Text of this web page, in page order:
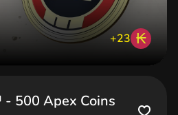
+23 ₭
500 Apex Coins